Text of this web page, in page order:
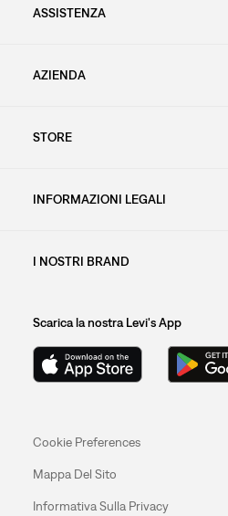
ASSISTENZA
AZIENDA
STORE
INFORMAZIONI LEGALI
I NOSTRI BRAND
Scarica la nostra Levi's App
Cookie Preferences
Mappa Del Sito
Informativa Sulla Privacy